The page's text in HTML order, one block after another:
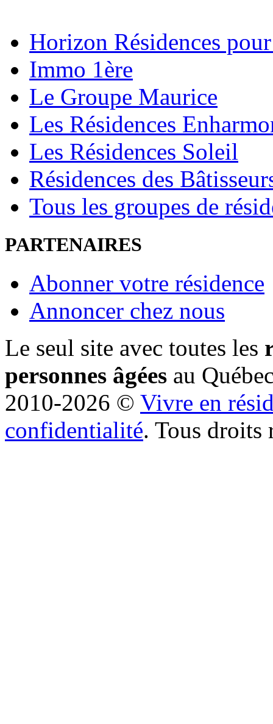
Horizon Résidences
Immo 1ère
Le Groupe Maurice
Les Résidences
Les Résidences Soleil
Résidences des
Tous les groupes de
PARTENAIRES
Abonner votre résidence
Annoncer chez nous
Le seul site avec toutes les
personnes âgées au
2010-2026 © Vivre en
confidentialité. Tous droits